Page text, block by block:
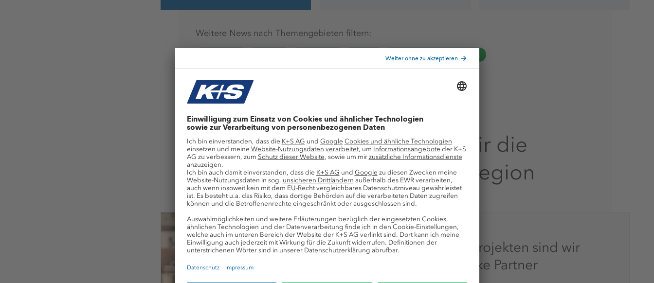
Weitere News nach Themengebieten filtern:
Alle News zum Standort Zielitz
Mit Spenden und Sponsoring
Gemeinsam stärken wir die
Lebensqualität in der Region
Starken Projekten sind wir
gern starke Partner